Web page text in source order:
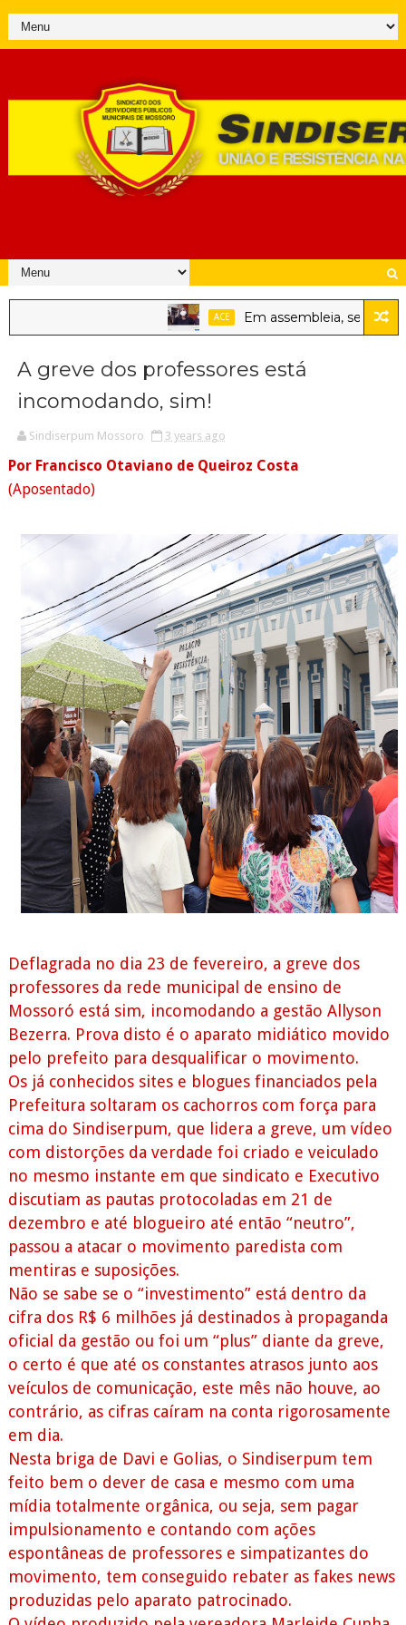
ACE Em assembleia, servidores
A greve dos professores está
incomodando, sim!
Sindiserpum Mossoro 3 years ago
Por Francisco Otaviano de Queiroz Costa
(Aposentado)
Deflagrada no dia 23 de fevereiro, a greve dos
professores da rede municipal de ensino de
Mossoró está sim, incomodando a gestão Allyson
Bezerra. Prova disto é o aparato midiático movido
pelo prefeito para desqualificar o movimento.
Os já conhecidos sites e blogues financiados pela
Prefeitura soltaram os cachorros com força para
cima do Sindiserpum, que lidera a greve, um vídeo
com distorções da verdade foi criado e veiculado
no mesmo instante em que sindicato e Executivo
discutiam as pautas protocoladas em 21 de
dezembro e até blogueiro até então “neutro”,
passou a atacar o movimento paredista com
mentiras e suposições.
Não se sabe se o “investimento” está dentro da
cifra dos R$ 6 milhões já destinados à propaganda
oficial da gestão ou foi um “plus” diante da greve,
o certo é que até os constantes atrasos junto aos
veículos de comunicação, este mês não houve, ao
contrário, as cifras caíram na conta rigorosamente
em dia.
Nesta briga de Davi e Golias, o Sindiserpum tem
feito bem o dever de casa e mesmo com uma
mídia totalmente orgânica, ou seja, sem pagar
impulsionamento e contando com ações
espontâneas de professores e simpatizantes do
movimento, tem conseguido rebater as fakes news
produzidas pelo aparato patrocinado.